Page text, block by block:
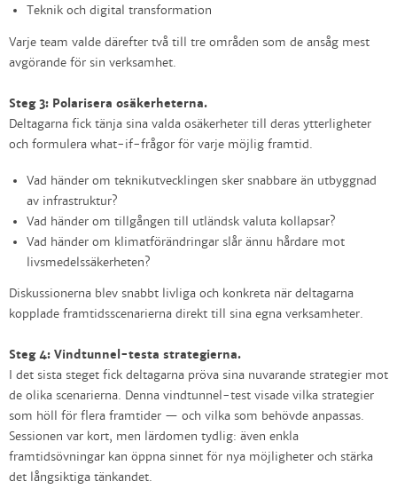
Teknik och digital transformation
Varje team valde därefter två till tre områden som de ansåg mest
avgörande för sin verksamhet.
Steg 3: Polarisera osäkerheterna.
Deltagarna fick tänja sina valda osäkerheter till deras ytterligheter
och formulera what-if-frågor för varje möjlig framtid.
Vad händer om teknikutvecklingen sker snabbare än utbyggnad
av infrastruktur?
Vad händer om tillgången till utländsk valuta kollapsar?
Vad händer om klimatförändringar slår ännu hårdare mot
livsmedelssäkerheten?
Diskussionerna blev snabbt livliga och konkreta när deltagarna
kopplade framtidsscenarierna direkt till sina egna verksamheter.
Steg 4: Vindtunnel-testa strategierna.
I det sista steget fick deltagarna pröva sina nuvarande strategier mot
de olika scenarierna. Denna vindtunnel-test visade vilka strategier
som höll för flera framtider — och vilka som behövde anpassas.
Sessionen var kort, men lärdomen tydlig: även enkla
framtidsövningar kan öppna sinnet för nya möjligheter och stärka
det långsiktiga tänkandet.